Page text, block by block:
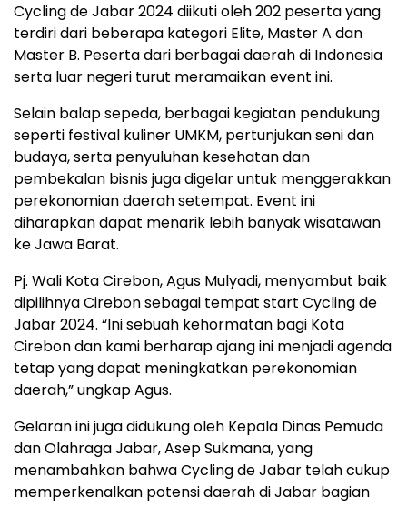
Cycling de Jabar 2024 diikuti oleh 202 peserta yang
terdiri dari beberapa kategori Elite, Master A dan
Master B. Peserta dari berbagai daerah di Indonesia
serta luar negeri turut meramaikan event ini.
Selain balap sepeda, berbagai kegiatan pendukung
seperti festival kuliner UMKM, pertunjukan seni dan
budaya, serta penyuluhan kesehatan dan
pembekalan bisnis juga digelar untuk menggerakkan
perekonomian daerah setempat. Event ini
diharapkan dapat menarik lebih banyak wisatawan
ke Jawa Barat.
Pj. Wali Kota Cirebon, Agus Mulyadi, menyambut baik
dipilihnya Cirebon sebagai tempat start Cycling de
Jabar 2024. “Ini sebuah kehormatan bagi Kota
Cirebon dan kami berharap ajang ini menjadi agenda
tetap yang dapat meningkatkan perekonomian
daerah,” ungkap Agus.
Gelaran ini juga didukung oleh Kepala Dinas Pemuda
dan Olahraga Jabar, Asep Sukmana, yang
menambahkan bahwa Cycling de Jabar telah cukup
memperkenalkan potensi daerah di Jabar bagian